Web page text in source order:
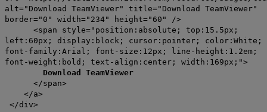
alt="Download TeamViewer" title="Download TeamViewer"
border="0" width="234" height="60" />
<span style="position:absolute; top:15.5px;
left:60px; display:block; cursor:pointer; color:White;
font-family:Arial; font-size:12px; line-height:1.2em;
font-weight:bold; text-align:center; width:169px;">
Download TeamViewer
</span>
</a>
</div>